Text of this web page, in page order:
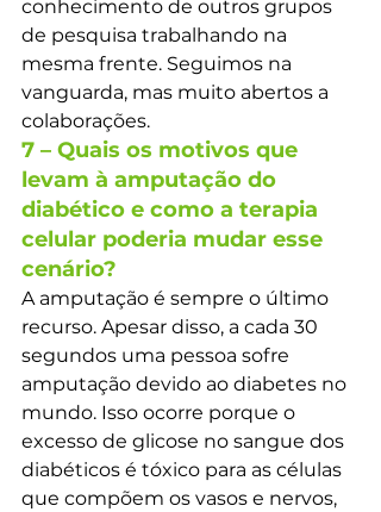
conhecimento de outros grupos
de pesquisa trabalhando na
mesma frente. Seguimos na
vanguarda, mas muito abertos a
colaborações.
7 – Quais os motivos que
levam à amputação do
diabético e como a terapia
celular poderia mudar esse
cenário?
A amputação é sempre o último
recurso. Apesar disso, a cada 30
segundos uma pessoa sofre
amputação devido ao diabetes no
mundo. Isso ocorre porque o
excesso de glicose no sangue dos
diabéticos é tóxico para as células
que compõem os vasos e nervos,